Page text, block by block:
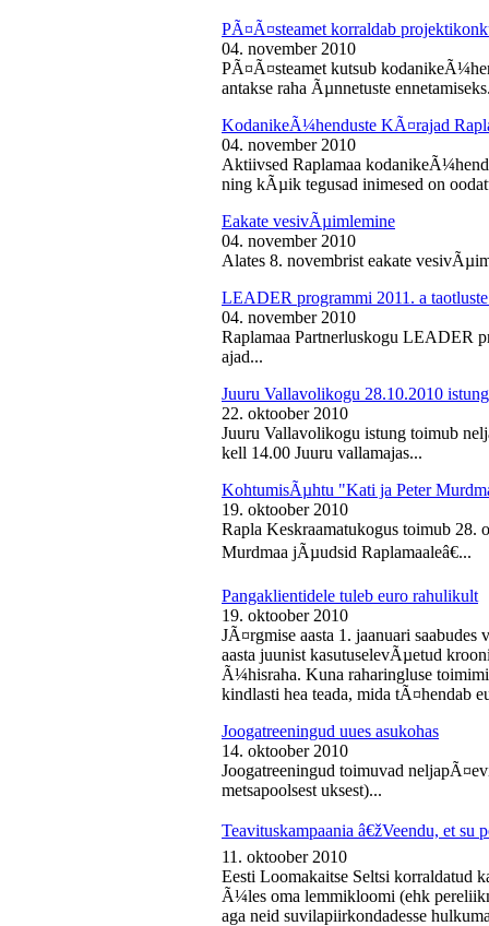
PÃ¤Ã¤steamet korraldab
04. november 2010
PÃ¤Ã¤steamet kutsub
antakse raha Ãµnnetuste
KodanikeÃ¼henduste KÃ¤rajad
04. november 2010
Aktiivsed Raplamaa
ning kÃµik tegusad inimesed on
Eakate vesivÃµimlemine
04. november 2010
Alates 8. novembrist eakate
LEADER programmi 2011. a
04. november 2010
Raplamaa Partnerluskogu LEADER
ajad...
Juuru Vallavolikogu 28.10.2010 istung
22. oktoober 2010
Juuru Vallavolikogu istung toimub
kell 14.00 Juuru vallamajas...
KohtumisÃµhtu "Kati ja Peter
19. oktoober 2010
Rapla Keskraamatukogus toimub
Murdmaa jÃµudsid Raplamaaleâ€...
Pangaklientidele tuleb euro rahulikult
19. oktoober 2010
JÃ¤rgmise aasta 1. jaanuari
aasta juunist kasutuselevÃµetud
Ã¼hisraha. Kuna raharingluse
kindlasti hea teada, mida tÃ¤hendab
Joogatreeningud uues asukohas
14. oktoober 2010
Joogatreeningud toimuvad
metsapoolsest uksest)...
Teavituskampaania â€žVeendu, et su
11. oktoober 2010
Eesti Loomakaitse Seltsi korraldatud
Ã¼les oma lemmikloomi (ehk
aga neid suvilapiirkondadesse